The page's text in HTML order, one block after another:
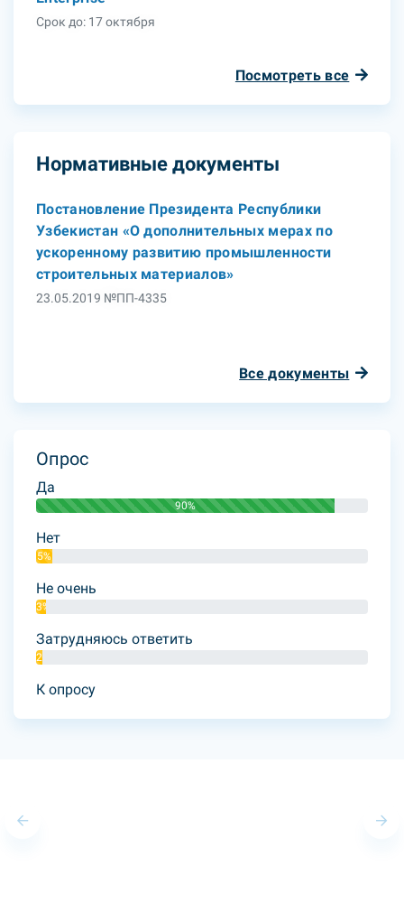
Срок до: 17 октября
Посмотреть все
Нормативные документы
Постановление Президента Республики
Узбекистан «О дополнительных мерах по
ускоренному развитию промышленности
строительных материалов»
23.05.2019 №ПП-4335
Все документы
Опрос
Да
90%
Нет
5%
Не очень
3%
Затрудняюсь ответить
2%
К опросу